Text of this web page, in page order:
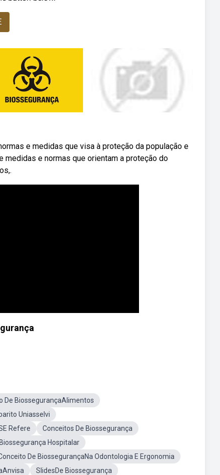
e medidas que visa à proteção da população e
e normas que orientam a proteção do
De BiossegurançaAlimentos
Uniasselvi
Refere
Conceitos De Biossegurança
Hospitalar
De BiossegurançaNa Odontologia E Ergonomia
SlidesDe Biossegurança